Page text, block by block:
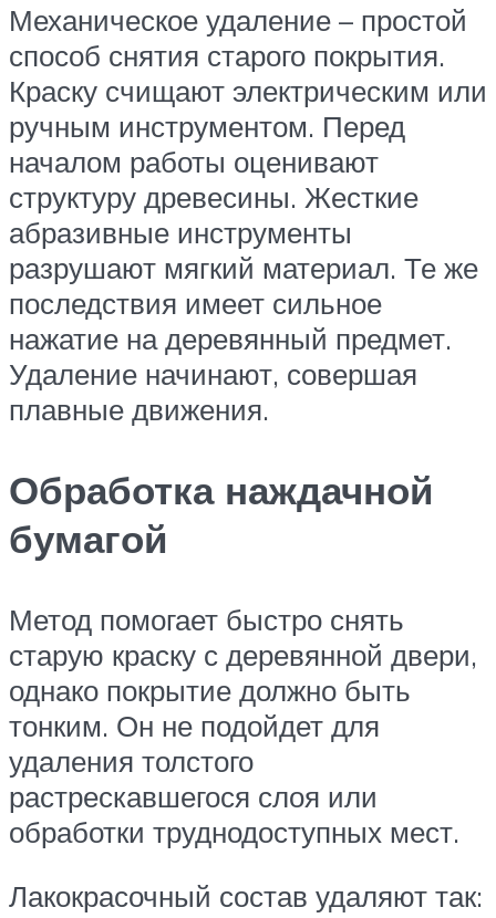
Механическое удаление – простой
способ снятия старого покрытия.
Краску счищают электрическим или
ручным инструментом. Перед
началом работы оценивают
структуру древесины. Жесткие
абразивные инструменты
разрушают мягкий материал. Те же
последствия имеет сильное
нажатие на деревянный предмет.
Удаление начинают, совершая
плавные движения.
Обработка наждачной
бумагой
Метод помогает быстро снять
старую краску с деревянной двери,
однако покрытие должно быть
тонким. Он не подойдет для
удаления толстого
растрескавшегося слоя или
обработки труднодоступных мест.
Лакокрасочный состав удаляют так: